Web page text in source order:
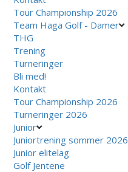
Tour Championship 2026
Team Haga Golf - Damer
THG
Trening
Turneringer
Bli med!
Kontakt
Tour Championship 2026
Turneringer 2026
Junior
Juniortrening sommer 2026
Junior elitelag
Golf Jentene